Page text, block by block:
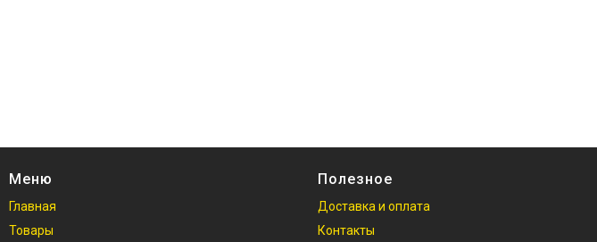
Меню
Главная
Товары
Полезное
Доставка и оплата
Контакты